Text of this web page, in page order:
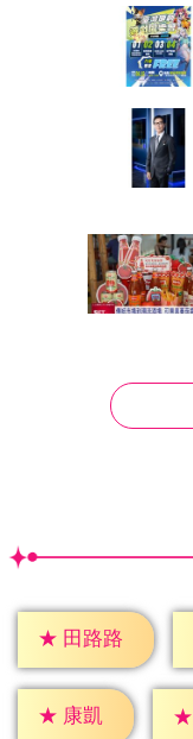
★ 田路路
★ 康凱 ★